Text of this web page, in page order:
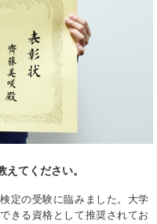
てください。
定の受験に臨みました。大学
きる資格として推奨されてお